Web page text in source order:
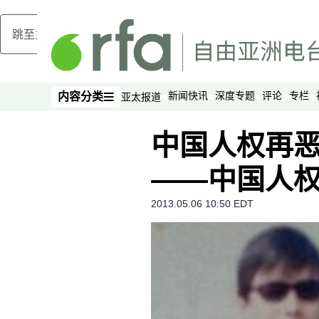
跳至主内容
内容分类
内容分类 亚太报道 新闻快讯 深度专题 评论 专栏
中国人权再
——中国人
2013.05.06 10:50 EDT